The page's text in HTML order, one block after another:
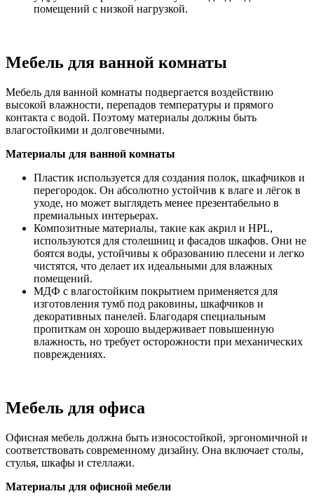
помещений с низкой нагрузкой.
Мебель для ванной комнаты
Мебель для ванной комнаты подвергается воздействию
высокой влажности, перепадов температуры и прямого
контакта с водой. Поэтому материалы должны быть
влагостойкими и долговечными.
Материалы для ванной комнаты
Пластик используется для создания полок, шкафчиков и
перегородок. Он абсолютно устойчив к влаге и лёгок в
уходе, но может выглядеть менее презентабельно в
премиальных интерьерах.
Композитные материалы, такие как акрил и HPL,
используются для столешниц и фасадов шкафов. Они не
боятся воды, устойчивы к образованию плесени и легко
чистятся, что делает их идеальными для влажных
помещений.
МДФ с влагостойким покрытием применяется для
изготовления тумб под раковины, шкафчиков и
декоративных панелей. Благодаря специальным
пропиткам он хорошо выдерживает повышенную
влажность, но требует осторожности при механических
повреждениях.
Мебель для офиса
Офисная мебель должна быть износостойкой, эргономичной и
соответствовать современному дизайну. Она включает столы,
стулья, шкафы и стеллажи.
Материалы для офисной мебели